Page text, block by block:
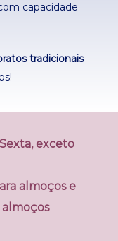
capacidade
tradicionais
exceto
almoços e
almoços